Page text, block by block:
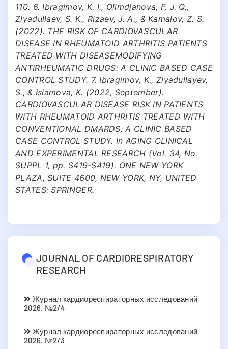
110. 6. Ibragimov, K. I., Olimdjanova, F. J. Q.,
Ziyadullaev, S. K., Rizaev, J. A., & Kamalov, Z. S.
(2022). THE RISK OF CARDIOVASCULAR
DISEASE IN RHEUMATOID ARTHRITIS PATIENTS
TREATED WITH DISEASEMODIFYING
ANTIRHEUMATIC DRUGS: A CLINIC BASED CASE
CONTROL STUDY. 7. Ibragimov, K., Ziyadullayev,
S., & Islamova, K. (2022, September).
CARDIOVASCULAR DISEASE RISK IN PATIENTS
WITH RHEUMATOID ARTHRITIS TREATED WITH
CONVENTIONAL DMARDS: A CLINIC BASED
CASE CONTROL STUDY. In AGING CLINICAL
AND EXPERIMENTAL RESEARCH (Vol. 34, No.
SUPPL 1, pp. S419-S419). ONE NEW YORK
PLAZA, SUITE 4600, NEW YORK, NY, UNITED
STATES: SPRINGER.
JOURNAL OF CARDIORESPIRATORY
RESEARCH
Журнал кардиореспираторных исследований
2026. №2/4
Журнал кардиореспираторных исследований
2026. №2/3